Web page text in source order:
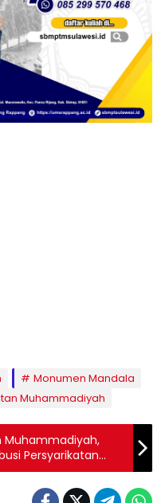
Monumen Mandala
Muhammadiyah
Muhammadiyah,
Persyarikatan